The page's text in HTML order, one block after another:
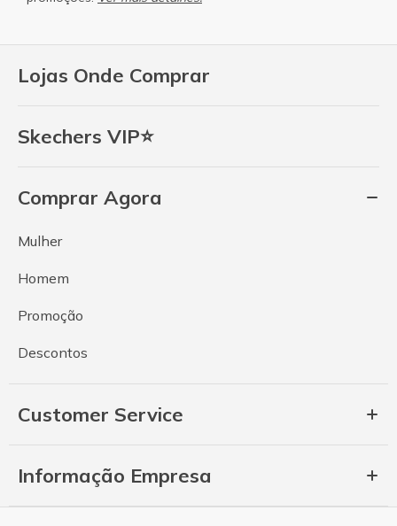
Lojas Onde Comprar
Skechers VIP⭐
Comprar Agora
Mulher
Homem
Promoção
Descontos
Customer Service
Informação Empresa